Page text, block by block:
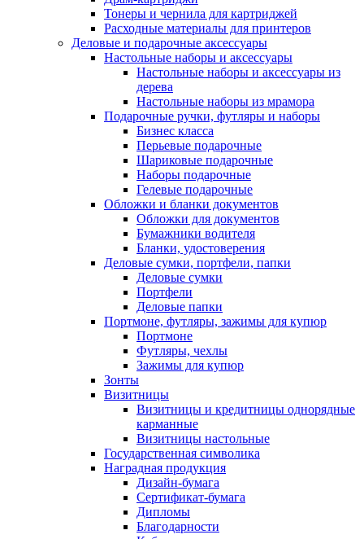
Тонеры и чернила для картриджей
Расходные материалы для принтеров
Деловые и подарочные аксессуары
Настольные наборы и аксессуары
Настольные наборы и аксессуары из
дерева
Настольные наборы из мрамора
Подарочные ручки, футляры и наборы
Бизнес класса
Перьевые подарочные
Шариковые подарочные
Наборы подарочные
Гелевые подарочные
Обложки и бланки документов
Обложки для документов
Бумажники водителя
Бланки, удостоверения
Деловые сумки, портфели, папки
Деловые сумки
Портфели
Деловые папки
Портмоне, футляры, зажимы для купюр
Портмоне
Футляры, чехлы
Зажимы для купюр
Зонты
Визитницы
Визитницы и кредитницы однорядные
карманные
Визитницы настольные
Государственная символика
Наградная продукция
Дизайн-бумага
Сертификат-бумага
Дипломы
Благодарности